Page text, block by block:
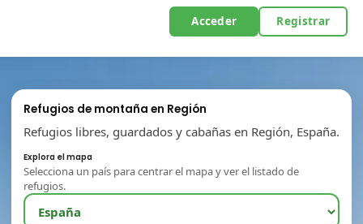
Acceder Registrar
Refugios de montaña en Región
Refugios libres, guardados y cabañas en Región, España.
Explora el mapa
Selecciona un país para centrar el mapa y ver el listado de
refugios.